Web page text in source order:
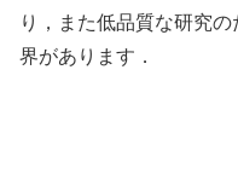
り，また低品質な研究
界があります．